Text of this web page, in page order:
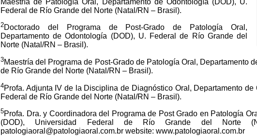
Maestría de Patología Oral, Departamento de Odontología (DOD), U.
Federal de Río Grande del Norte (Natal/RN – Brasil).
2Doctorado del Programa de Post-Grado de Patología Oral,
Departamento de Odontología (DOD), U. Federal de Río Grande del
Norte (Natal/RN – Brasil).
3Maestría del Programa de Post-Grado de Patología Oral, Departamento
de Río Grande del Norte (Natal/RN – Brasil).
4Profa. Adjunta IV de la Disciplina de Diagnóstico Oral, Departamento
Federal de Río Grande del Norte (Natal/RN – Brasil).
5Profa. Dra. y Coordinadora del Programa de Post Grado en Patología
(DOD), Universidad Federal de Río Grande del Norte
patologiaoral@patologiaoral.com.br website: www.patologiaoral.com.br